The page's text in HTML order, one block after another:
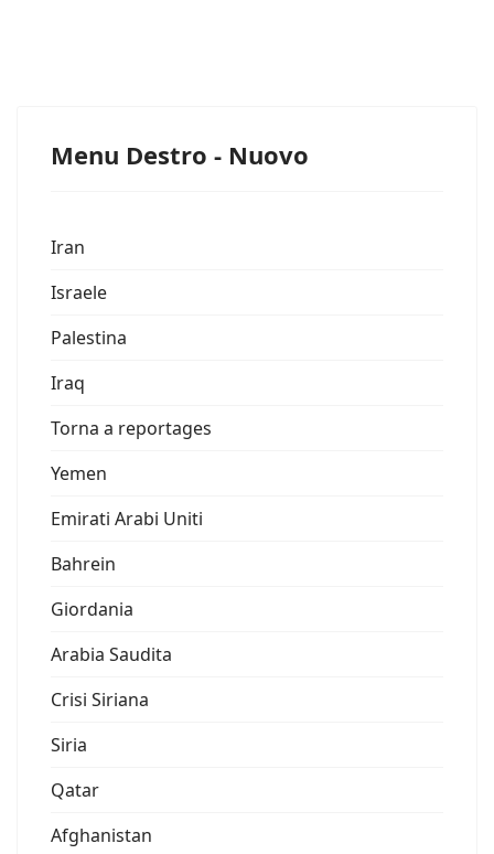
Menu Destro - Nuovo
Iran
Israele
Palestina
Iraq
Torna a reportages
Yemen
Emirati Arabi Uniti
Bahrein
Giordania
Arabia Saudita
Crisi Siriana
Siria
Qatar
Afghanistan